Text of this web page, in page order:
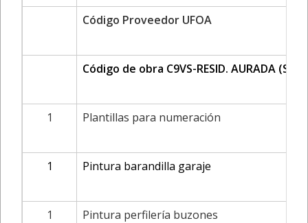
Código Proveedor UFOA
Código de obra C9VS-RESID. AURADA
1 Plantillas para numeración
1 Pintura barandilla garaje
1 Pintura perfilería buzones